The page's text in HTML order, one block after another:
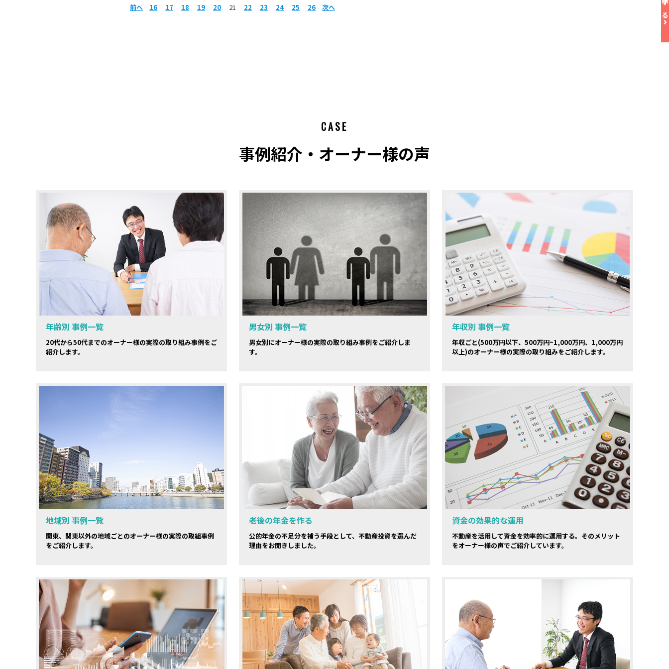
前へ 16 17 18 19 20 21 22 23 24 25 26 次へ
CASE
事例紹介・オーナー様の声
年齢別 事例一覧
20代から50代までのオーナー様の実際の取り組み事例をご
紹介します。
男女別 事例一覧
男女別にオーナー様の実際の取り組み事例をご紹介しま
す。
年収別 事例一覧
年収ごと(500万円以下、500万円~1,000万円、1,000万円
以上)のオーナー様の実際の取り組みをご紹介します。
地域別 事例一覧
関東、関東以外の地域ごとのオーナー様の実際の取組事例
をご紹介します。
老後の年金を作る
公的年金の不足分を補う手段として、不動産投資を選んだ
理由をお聞きしました。
資金の効果的な運用
不動産を活用して資金を効率的に運用する。そのメリット
をオーナー様の声でご紹介しています。